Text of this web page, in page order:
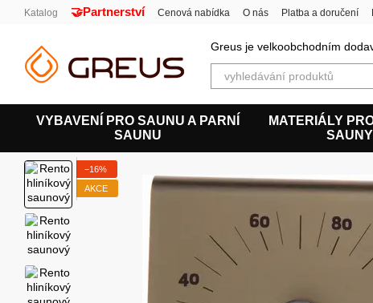
Перейти к основному контенту
Katalog 🤝Partnerství Cenová nabídka O nás Platba a doručení
Greus je velkoobchodním
VYBAVENÍ PRO SAUNU A PARNÍ
SAUNU
MATERIÁLY
SAUNY
−16%
AKCE